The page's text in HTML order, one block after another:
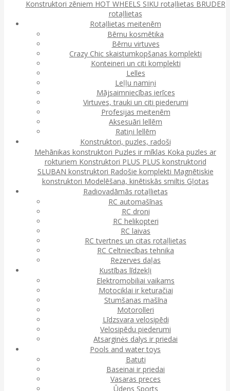
Konstruktori zēniem HOT WHEELS SIKU rotaļlietas BRUDER
rotaļlietas
Rotaļlietas meitenēm
Bērnu kosmētika
Bērnu virtuves
Crazy Chic skaistumkopšanas komplekti
Konteineri un citi komplekti
Lelles
Leļļu namiņi
Mājsaimniecības ierīces
Virtuves, trauki un citi piederumi
Profesijas meitenēm
Aksesuāri lellēm
Ratiņi lellēm
Konstruktori, puzles, radoši
Mehānikas konstruktori Puzles ir mīklas Koka puzles ar
rokturiem Konstruktori PLUS PLUS konstruktorid
SLUBAN konstruktori Radošie komplekti Magnētiskie
konstruktori Modelēšana, kinētiskās smiltis Gļotas
Radiovadāmās rotaļlietas
RC automašīnas
RC droni
RC helikopteri
RC laivas
RC tvertnes un citas rotaļlietas
RC Celtniecības tehnika
Rezerves daļas
Kustības līdzekļi
Elektromobiliai vaikams
Motociklai ir keturačiai
Stumšanas mašīna
Motorolleri
Līdzsvara velosipēdi
Velosipēdu piederumi
Atsarginės dalys ir priedai
Pools and water toys
Batuti
Baseinai ir priedai
Vasaras preces
Ūdens Sports